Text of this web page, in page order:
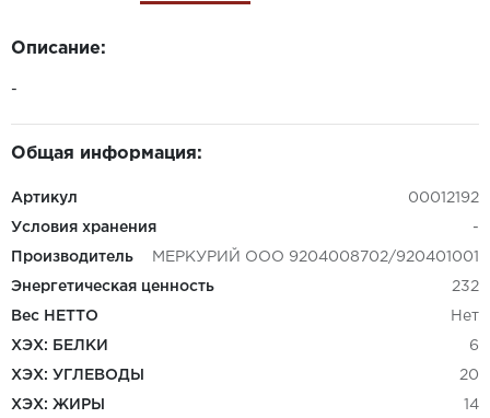
Описание:
-
Общая информация:
Артикул 00012192
Условия хранения -
Производитель МЕРКУРИЙ ООО 9204008702/920401001
Энергетическая ценность 232
Вес НЕТТО Нет
ХЭХ: БЕЛКИ 6
ХЭХ: УГЛЕВОДЫ 20
ХЭХ: ЖИРЫ 14